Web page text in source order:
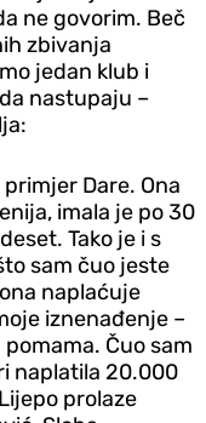
ne govorim. Beč
zbivanja
jedan klub i
nastupaju –
Dare. Ona
imala je po 30
Tako je i s
sam čuo jeste
naplaćuje
iznenađenje –
Čuo sam
naplatila 20.000
prolaze